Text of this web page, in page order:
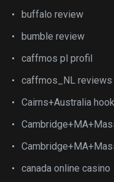
buffalo review
bumble review
caffmos pl profil
caffmos_NL reviews
Cairns+Australia
canada online casino